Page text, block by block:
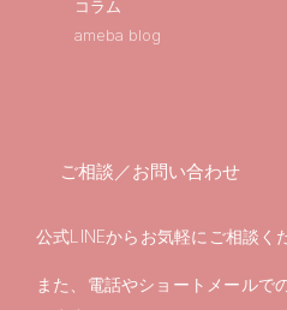
コラム
ameba blog
ご相談／お問い合わせ
公式LINEからお気軽にご相談く
また、電話やショートメールで